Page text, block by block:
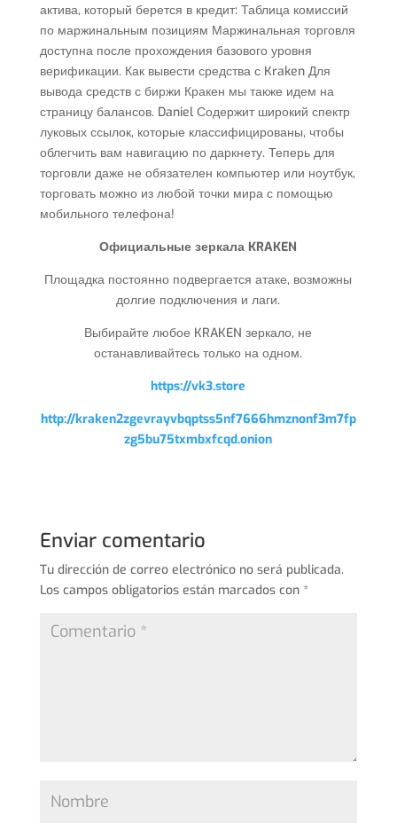
актива, который берется в кредит: Таблица комиссий
по маржинальным позициям Маржинальная торговля
доступна после прохождения базового уровня
верификации. Как вывести средства с Kraken Для
вывода средств с биржи Кракен мы также идем на
страницу балансов. Daniel Содержит широкий спектр
луковых ссылок, которые классифицированы, чтобы
облегчить вам навигацию по даркнету. Теперь для
торговли даже не обязателен компьютер или ноутбук,
торговать можно из любой точки мира с помощью
мобильного телефона!
Официальные зеркала KRAKEN
Площадка постоянно подвергается атаке, возможны
долгие подключения и лаги.
Выбирайте любое KRAKEN зеркало, не
останавливайтесь только на одном.
https://vk3.store
http://kraken2zgevrayvbqptss5nf7666hmznonf3m7fp
zg5bu75txmbxfcqd.onion
Enviar comentario
Tu dirección de correo electrónico no será publicada.
Los campos obligatorios están marcados con *